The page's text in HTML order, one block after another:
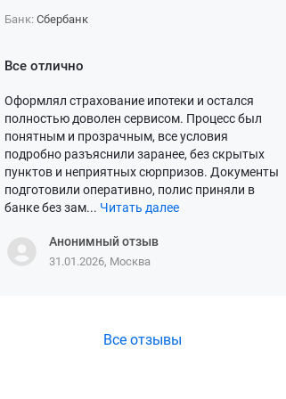
Банк: Сбербанк
Все отлично
Оформлял страхование ипотеки и остался
полностью доволен сервисом. Процесс был
понятным и прозрачным, все условия
подробно разъяснили заранее, без скрытых
пунктов и неприятных сюрпризов. Документы
подготовили оперативно, полис приняли в
банке без зам... Читать далее
Анонимный отзыв
31.01.2026, Москва
Все отзывы